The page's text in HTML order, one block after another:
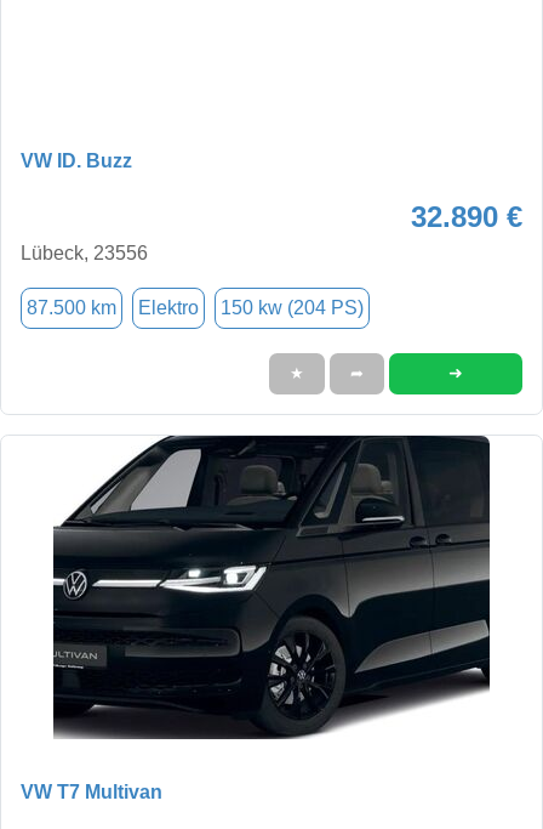
VW ID. Buzz
32.890 €
Lübeck, 23556
87.500 km Elektro 150 kw (204 PS)
★ ➦ ➜
VW T7 Multivan